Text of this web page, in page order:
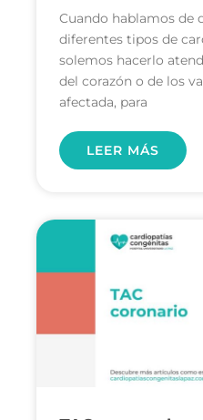
Cuando hablamos de
diferentes tipos de
solemos hacerlo
del corazón o de los
afectada, para
LEER MÁS